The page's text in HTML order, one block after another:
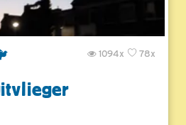
78x
1094x